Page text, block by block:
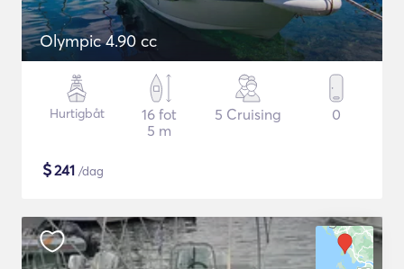
Olympic 4.90 cc
Hurtigbåt
16 fot
5 m
5 Cruising 0
$241 /dag